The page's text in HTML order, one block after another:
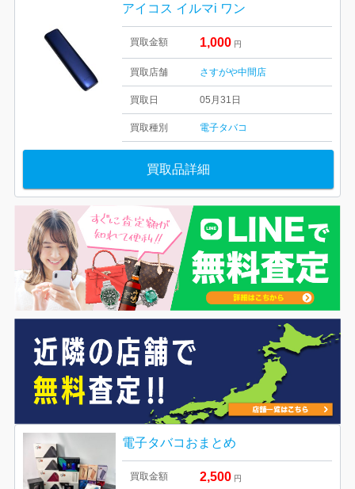
アイコス イルマi ワン
買取金額 1,000 円
買取店舗 さすがや中間店
買取日 05月31日
買取種別 電子タバコ
買取品詳細
電子タバコおまとめ
買取金額 2,500 円